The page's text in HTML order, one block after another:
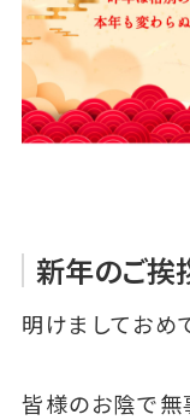
新年のご挨
明けましておめ
皆様のお陰で無